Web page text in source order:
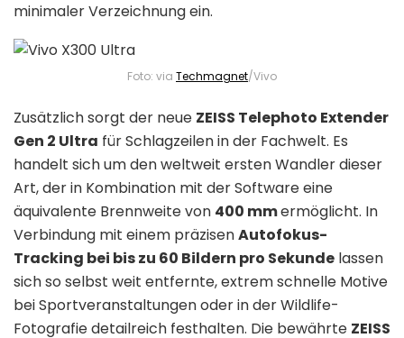
minimaler Verzeichnung ein.
Foto: via Techmagnet/Vivo
Zusätzlich sorgt der neue ZEISS Telephoto Extender
Gen 2 Ultra für Schlagzeilen in der Fachwelt. Es
handelt sich um den weltweit ersten Wandler dieser
Art, der in Kombination mit der Software eine
äquivalente Brennweite von 400 mmermöglicht. In
Verbindung mit einem präzisenAutofokus-
Tracking bei bis zu 60 Bildern pro Sekunde lassen
sich so selbst weit entfernte, extrem schnelle Motive
bei Sportveranstaltungen oder in der Wildlife-
Fotografie detailreich festhalten. Die bewährte ZEISS